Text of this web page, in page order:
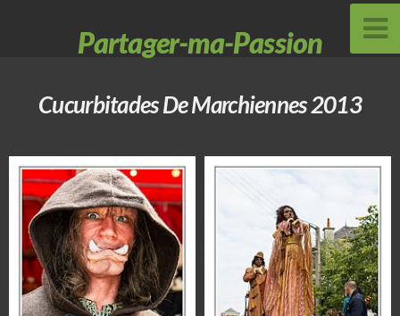
Partager-ma-Passion
Cucurbitades De Marchiennes 2013